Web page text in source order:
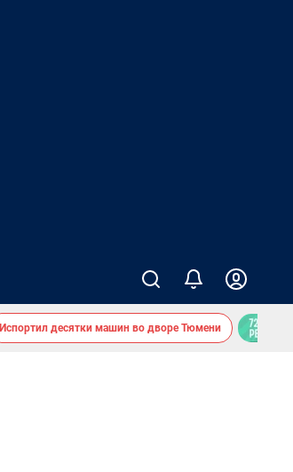
Испортил десятки машин во дворе Тюмени